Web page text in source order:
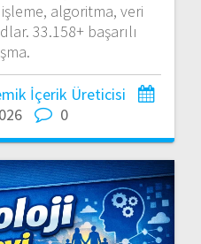
algoritma, veri
33.158+ başarılı
İçerik Üreticisi
0